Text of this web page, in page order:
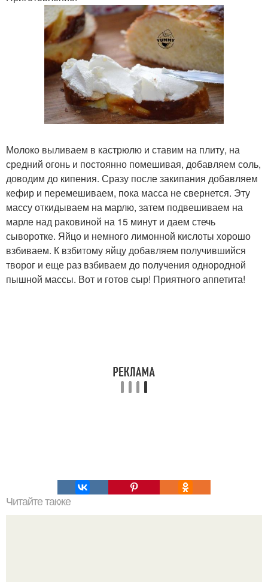
Молоко выливаем в кастрюлю и ставим на плиту, на
средний огонь и постоянно помешивая, добавляем соль,
доводим до кипения. Сразу после закипания добавляем
кефир и перемешиваем, пока масса не свернется. Эту
массу откидываем на марлю, затем подвешиваем на
марле над раковиной на 15 минут и даем стечь
сыворотке. Яйцо и немного лимонной кислоты хорошо
взбиваем. К взбитому яйцу добавляем получившийся
творог и еще раз взбиваем до получения однородной
пышной массы. Вот и готов сыр! Приятного аппетита!
Читайте также